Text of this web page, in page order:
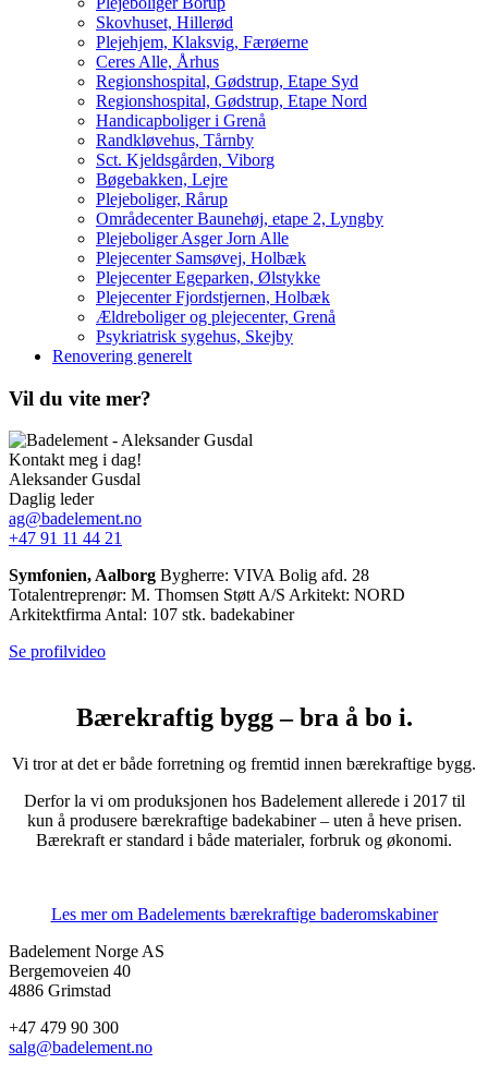
Skovhuset, Hillerød
Plejehjem, Klaksvig, Færøerne
Ceres Alle, Århus
Regionshospital, Gødstrup, Etape Syd
Regionshospital, Gødstrup, Etape Nord
Handicapboliger i Grenå
Randkløvehus, Tårnby
Sct. Kjeldsgården, Viborg
Bøgebakken, Lejre
Plejeboliger, Rårup
Områdecenter Baunehøj, etape 2, Lyngby
Plejeboliger Asger Jorn Alle
Plejecenter Samsøvej, Holbæk
Plejecenter Egeparken, Ølstykke
Plejecenter Fjordstjernen, Holbæk
Ældreboliger og plejecenter, Grenå
Psykriatrisk sygehus, Skejby
Renovering generelt
Vil du vite mer?
Kontakt meg i dag!
Aleksander Gusdal
Daglig leder
ag@badelement.no
+47 91 11 44 21
Symfonien, Aalborg Bygherre: VIVA Bolig afd. 28
Totalentreprenør: M. Thomsen Støtt A/S Arkitekt: NORD
Arkitektfirma Antal: 107 stk. badekabiner
Se profilvideo
Bærekraftig bygg – bra å bo i.
Vi tror at det er både forretning og fremtid innen bærekraftige bygg.
Derfor la vi om produksjonen hos Badelement allerede i 2017 til
kun å produsere bærekraftige badekabiner – uten å heve prisen.
Bærekraft er standard i både materialer, forbruk og økonomi.
Les mer om Badelements bærekraftige baderomskabiner
Badelement Norge AS
Bergemoveien 40
4886 Grimstad
+47 479 90 300
salg@badelement.no